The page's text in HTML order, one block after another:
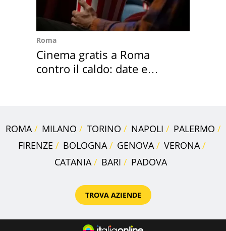
Roma
Cinema gratis a Roma
contro il caldo: date e
ROMA MILANO TORINO NAPOLI
PALERMO
FIRENZE
BOLOGNA GENOVA
VERONA
CATANIA
BARI PADOVA
TROVA AZIENDE